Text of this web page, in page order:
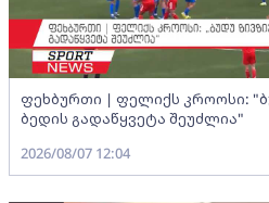
ფეხბურთი | ფელიქს კროოსი:
ბედის გადაწყვეტა შეუძლია"
2026/08/07 12:04